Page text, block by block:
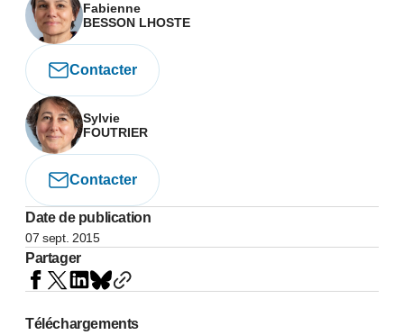
Fabienne
BESSON LHOSTE
Contacter
Sylvie
FOUTRIER
Contacter
Date de publication
07 sept. 2015
Partager
Téléchargements